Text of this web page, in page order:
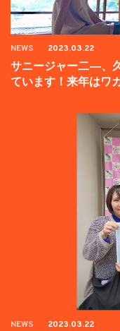
NEWS 2023.03.22
サニージャー二―、
ています！来年はワ
NEWS 2023.03.22